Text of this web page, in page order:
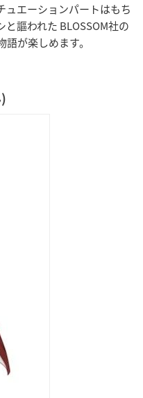
ュエーションパートはもち
謳われた BLOSSOM社の
が楽しめます。